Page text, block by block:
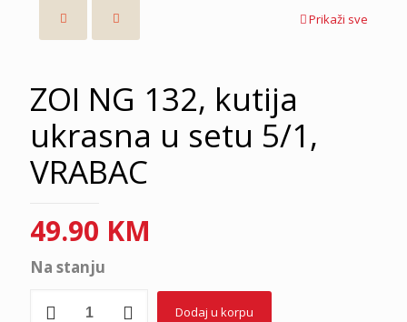
Prikaži sve
ZOI NG 132, kutija
ukrasna u setu 5/1,
VRABAC
49.90 KM
Na stanju
Dodaj u korpu